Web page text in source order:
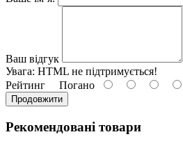
Ваш відгук
Увага: HTML не підтримується!
Рейтинг Погано
Продовжити
Рекомендовані товари